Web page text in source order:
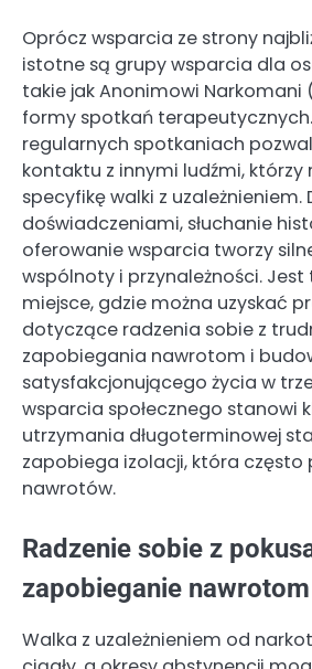
Oprócz wsparcia ze strony
istotne są grupy wsparcia dla
takie jak Anonimowi Narkomani
formy spotkań terapeutycznych.
regularnych spotkaniach
kontaktu z innymi ludźmi, którzy
specyfikę walki z uzależnieniem.
doświadczeniami, słuchanie
oferowanie wsparcia tworzy
wspólnoty i przynależności. Jest
miejsce, gdzie można uzyskać
dotyczące radzenia sobie z
zapobiegania nawrotom i
satysfakcjonującego życia w
wsparcia społecznego stanowi
utrzymania długoterminowej
zapobiega izolacji, która często
nawrotów.
Radzenie sobie z
zapobieganie
Walka z uzależnieniem od